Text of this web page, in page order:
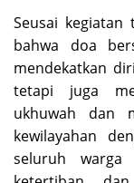
Seusai kegiatan
bahwa doa
mendekatkan
tetapi juga
ukhuwah dan
kewilayahan
seluruh warga